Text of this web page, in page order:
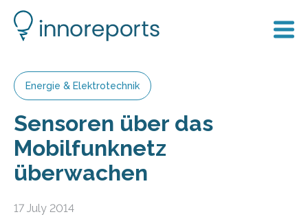
Energie & Elektrotechnik
Sensoren über das
Mobilfunknetz
überwachen
17 July 2014